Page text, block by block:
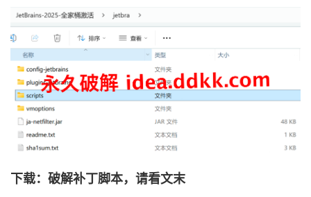
下载：破解补丁脚本，请看文末